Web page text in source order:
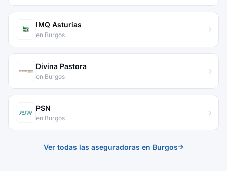
IMQ Asturias
en Burgos
Divina Pastora
en Burgos
PSN
en Burgos
Ver todas las aseguradoras en Burgos